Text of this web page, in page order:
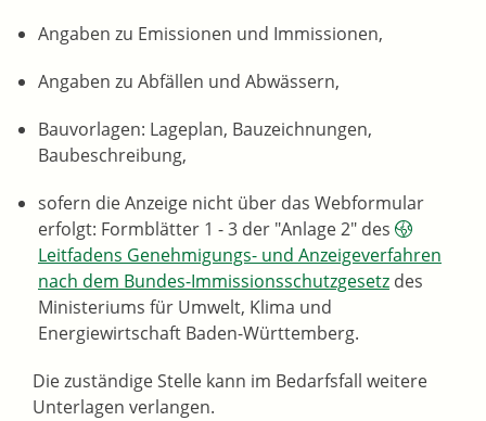
Angaben zu Emissionen und Immissionen,
Angaben zu Abfällen und Abwässern,
Bauvorlagen: Lageplan, Bauzeichnungen,
Baubeschreibung,
sofern die Anzeige nicht über das Webformular
erfolgt: Formblätter 1 - 3 der "Anlage 2" des
Leitfadens Genehmigungs- und Anzeigeverfahren
nach dem Bundes-Immissionsschutzgesetz des
Ministeriums für Umwelt, Klima und
Energiewirtschaft Baden-Württemberg.
Die zuständige Stelle kann im Bedarfsfall weitere
Unterlagen verlangen.